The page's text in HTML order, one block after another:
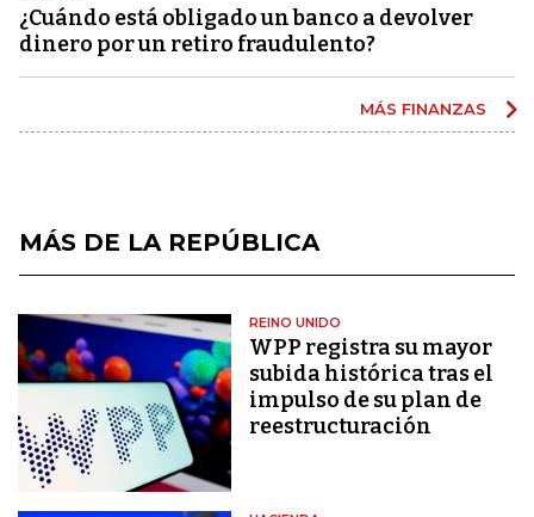
¿Cuándo está obligado un banco a devolver
dinero por un retiro fraudulento?
MÁS FINANZAS
MÁS DE LA REPÚBLICA
REINO UNIDO
WPP registra su mayor
subida histórica tras el
impulso de su plan de
reestructuración